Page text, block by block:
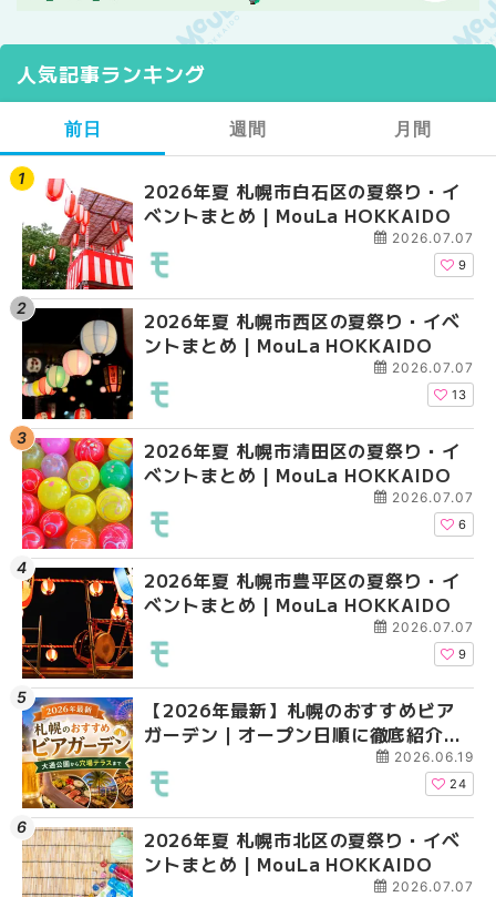
人気記事ランキング
前日
2026年夏 札幌市白石区の夏祭り・イ
ベントまとめ | MouLa HOKKAIDO
2026.07.07
9
2026年夏 札幌市西区の夏祭り・イベ
ントまとめ | MouLa HOKKAIDO
2026.07.07
13
2026年夏 札幌市清田区の夏祭り・イ
ベントまとめ | MouLa HOKKAIDO
2026.07.07
6
2026年夏 札幌市豊平区の夏祭り・イ
ベントまとめ | MouLa HOKKAIDO
2026.07.07
9
【2026年最新】札幌のおすすめビア
ガーデン｜オープン日順に徹底紹介！
大通公園から穴場テラスまで | MouLa
HOKKAIDO
2026.06.19
24
2026年夏 札幌市北区の夏祭り・イベ
ントまとめ | MouLa HOKKAIDO
2026.07.07
週間
2026年夏 札幌市西区
ントまとめ | MouLa
【2026年最新】札幌
ガーデン｜オープン日
大通公園から穴場テ
2026年夏 札幌市白石
ベントまとめ |
2026年夏 札幌市手稲
ベントまとめ |
2026年夏 札幌市北区
ントまとめ | MouLa
2026年夏 札幌市清田
ベントまとめ |
月間
【2026年最新】札幌
ガーデン｜オープン日
大通公園から穴場テ
2026年夏 札幌市北区
ントまとめ | MouLa
2026年夏 札幌市白石
ベントまとめ |
2026年夏 札幌市西区
ントまとめ | MouLa
2026年夏 札幌市手稲
ベントまとめ |
2026年夏 札幌市清田
ベントまとめ |